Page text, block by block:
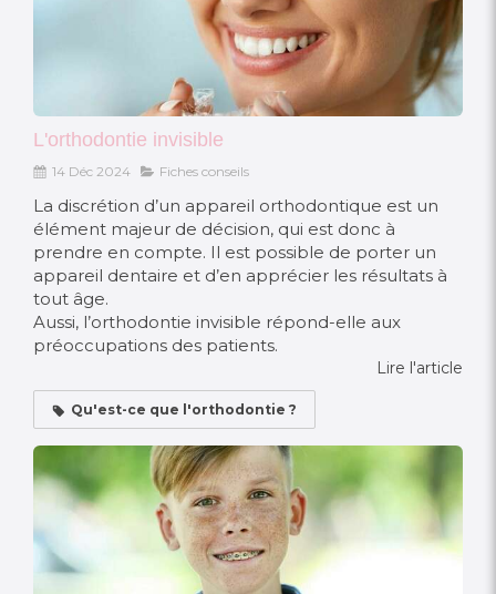
L'orthodontie invisible
14 Déc 2024 Fiches conseils
La discrétion d’un appareil orthodontique est un
élément majeur de décision, qui est donc à
prendre en compte. Il est possible de porter un
appareil dentaire et d’en apprécier les résultats à
tout âge.
Aussi, l’orthodontie invisible répond-elle aux
préoccupations des patients.
Lire l'article
Qu'est-ce que l'orthodontie ?